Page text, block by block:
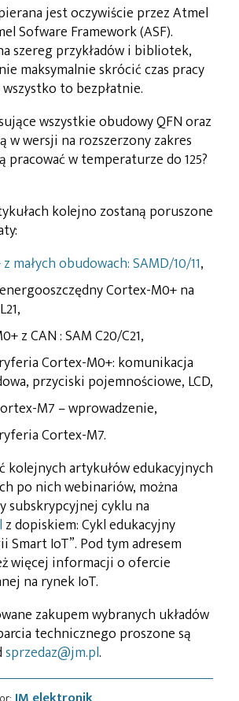
jest oczywiście przez Atmel
Sofware Framework (ASF).
szereg przykładów i bibliotek,
maksymalnie skrócić czas pracy
to bezpłatnie.
wszystkie obudowy QFN oraz
w wersji na rozszerzony zakres
w temperaturze do 125?
kolejno zostaną poruszone
małych obudowach: SAMD/10/11,
Cortex-M0+ na
z CAN : SAM C20/C21,
Cortex-M0+: komunikacja
przyciski pojemnościowe, LCD,
M7 – wprowadzenie,
Cortex-M7.
kolejnych artykułów edukacyjnych
po nich webinariów, można
subskrypcyjnej cyklu na
z dopiskiem: Cykl edukacyjny
Smart IoT”. Pod tym adresem
więcej informacji o ofercie
na rynek IoT.
zakupem wybranych układów
technicznego proszone są
sprzedaz@jm.pl.